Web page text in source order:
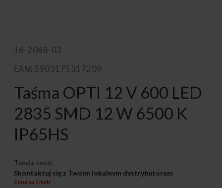
16-2068-03
EAN: 5903175317209
Taśma OPTI 12 V 600 LED
2835 SMD 12 W 6500 K
IP65HS
Twoja cena:
Skontaktuj się z Twoim lokalnym dystrybutorem
Cena za 1 metr